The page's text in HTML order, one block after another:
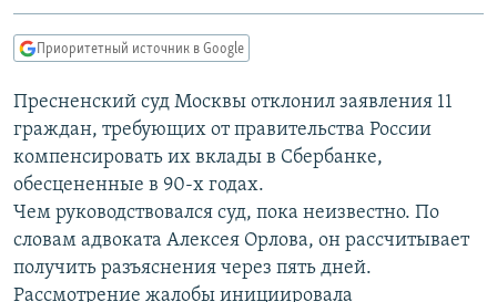
Вернутся
поиску
КАВКАЗ.РЕАЛИИ
СЕВЕР.РЕАЛИИ
СИБИРЬ.РЕАЛИИ
РАСПИСАНИЕ ВЕЩАНИЯ
ПОДПИШИТЕСЬ НА РАССЫЛКУ
СОЦИАЛЬНЫЕ СЕТИ
Приоритетный источник в Google
Пресненский суд Москвы отклонил заявления 11
граждан, требующих от правительства России
компенсировать их вклады в Сбербанке,
обесцененные в 90-х годах.
Чем руководствовался суд, пока неизвестно. По
словам адвоката Алексея Орлова, он рассчитывает
получить разъяснения через пять дней.
Рассмотрение жалобы инициировала